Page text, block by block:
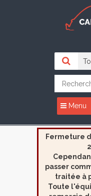
Menu
Fermeture
passer
traitée à
Toute